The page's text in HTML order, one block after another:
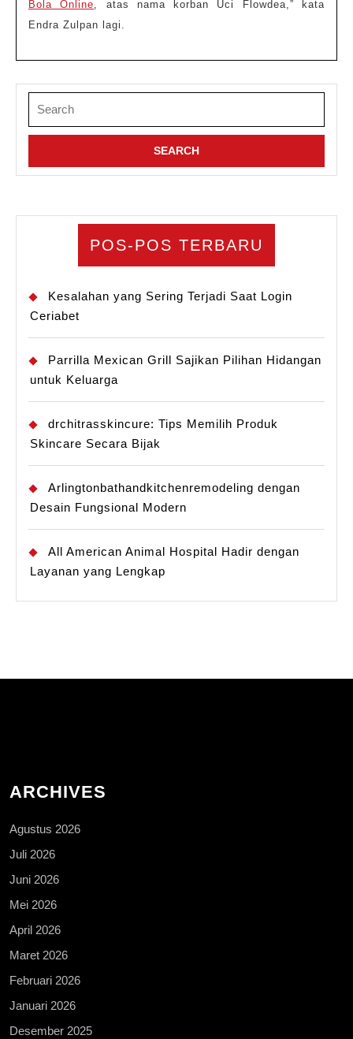
Bola Online , atas nama korban Uci Flowdea,” kata
Endra Zulpan lagi.
for:
POS-POS TERBARU
Kesalahan yang Sering Terjadi Saat Login
Ceriabet
Parrilla Mexican Grill Sajikan Pilihan Hidangan
untuk Keluarga
drchitrasskincure: Tips Memilih Produk
Skincare Secara Bijak
Arlingtonbathandkitchenremodeling dengan
Desain Fungsional Modern
All American Animal Hospital Hadir dengan
Layanan yang Lengkap
ARCHIVES
Agustus 2026
Juli 2026
Juni 2026
Mei 2026
April 2026
Maret 2026
Februari 2026
Januari 2026
Desember 2025